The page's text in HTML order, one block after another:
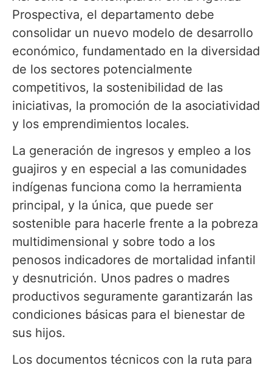
Prospectiva, el departamento debe
consolidar un nuevo modelo de desarrollo
económico, fundamentado en la diversidad
de los sectores potencialmente
competitivos, la sostenibilidad de las
iniciativas, la promoción de la asociatividad
y los emprendimientos locales.
La generación de ingresos y empleo a los
guajiros y en especial a las comunidades
indígenas funciona como la herramienta
principal, y la única, que puede ser
sostenible para hacerle frente a la pobreza
multidimensional y sobre todo a los
penosos indicadores de mortalidad infantil
y desnutrición. Unos padres o madres
productivos seguramente garantizarán las
condiciones básicas para el bienestar de
sus hijos.
Los documentos técnicos con la ruta para